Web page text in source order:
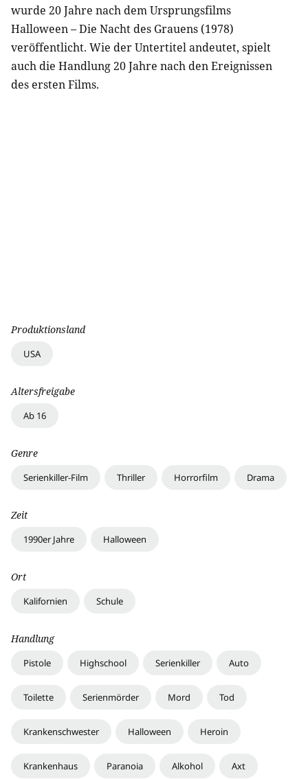
wurde 20 Jahre nach dem Ursprungsfilms
Halloween – Die Nacht des Grauens (1978)
veröffentlicht. Wie der Untertitel andeutet, spielt
auch die Handlung 20 Jahre nach den Ereignissen
des ersten Films.
Produktionsland
USA
Altersfreigabe
Ab 16
Genre
Serienkiller-Film Thriller Horrorfilm Drama
Zeit
1990er Jahre Halloween
Ort
Kalifornien Schule
Handlung
Pistole Highschool Serienkiller Auto
Toilette Serienmörder Mord Tod
Krankenschwester Halloween Heroin
Krankenhaus Paranoia Alkohol Axt